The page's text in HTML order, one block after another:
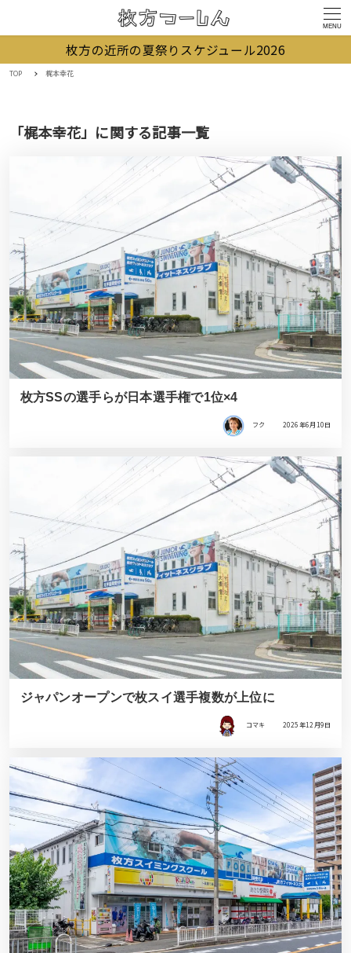
MENU
枚方の近所の夏祭りスケジュール2026
TOP 梶本幸花
「梶本幸花」に関する記事一覧
枚方SSの選手らが日本選手権で1位×4
フク 2026年6月10日
ジャパンオープンで枚スイ選手複数が上位に
コマキ 2025年12月9日